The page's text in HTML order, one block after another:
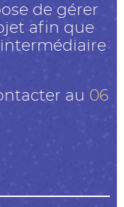
de gérer
afin que
au 06